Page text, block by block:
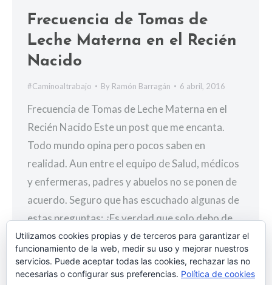
Frecuencia de Tomas de
Leche Materna en el Recién
Nacido
#Caminoaltrabajo By Ramón Barragán 6 abril, 2016
Frecuencia de Tomas de Leche Materna en el
Recién Nacido Este un post que me encanta.
Todo mundo opina pero pocos saben en
realidad. Aun entre el equipo de Salud, médicos
y enfermeras, padres y abuelos no se ponen de
acuerdo. Seguro que has escuchado algunas de
estas preguntas: ¿Es verdad que solo debo de…
Utilizamos cookies propias y de terceros para garantizar el
funcionamiento de la web, medir su uso y mejorar nuestros
servicios. Puede aceptar todas las cookies, rechazar las no
necesarias o configurar sus preferencias. Política de cookies